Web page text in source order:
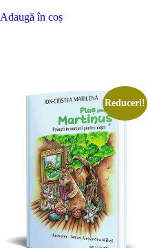
Adaugă în coș
Reduceri!